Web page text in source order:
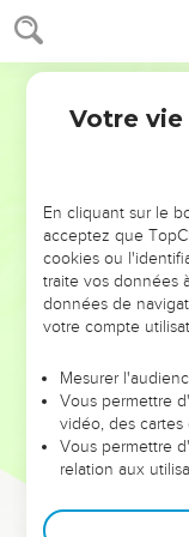
NE
ET SI LEURS
leur foi ou leur
et les saisons
sont
Dans cette
clés pour avancer
Votre
En cliquant sur le
acceptez que
cookies ou
traite vos données
données de
votre compte
Mesurer
Vous permettre
vidéo, des
Vous permettre
relation aux